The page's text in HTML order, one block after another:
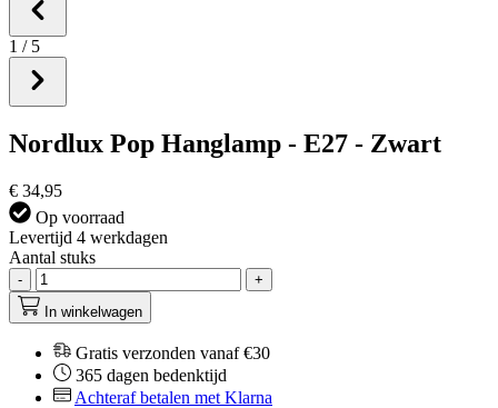
1 / 5
Nordlux Pop Hanglamp - E27 - Zwart
€ 34,95
Op voorraad
Levertijd 4 werkdagen
Aantal stuks
-
+
In winkelwagen
Gratis verzonden vanaf €30
365 dagen bedenktijd
Achteraf betalen met Klarna